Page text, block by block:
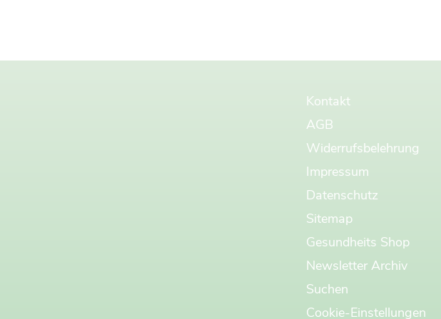
Kontakt
AGB
Widerrufsbelehrung
Impressum
Datenschutz
Sitemap
Gesundheits Shop
Newsletter Archiv
Suchen
Cookie-Einstellungen
x
vitavision – Newsletter
Aktuelle Informationen zu Ayurvedakuren
Datenschutzerklärung